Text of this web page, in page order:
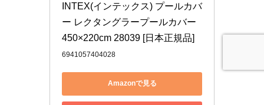
INTEX(インテックス) プールカバ
ー レクタングラープールカバー
450×220cm 28039 [日本正規品]
6941057404028
Amazonで見る